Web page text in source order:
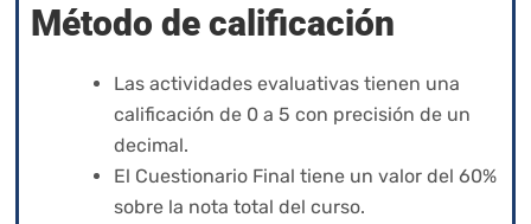
Método de calificación
Las actividades evaluativas tienen una
calificación de 0 a 5 con precisión de un
decimal.
El Cuestionario Final tiene un valor del 60%
sobre la nota total del curso.